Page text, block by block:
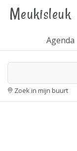
Meukisleuk
Agenda
Zoek in mijn buurt